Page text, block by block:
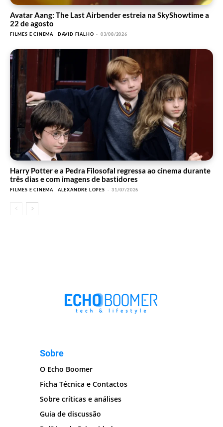
Avatar Aang: The Last Airbender estreia na SkyShowtime a
22 de agosto
FILMES E CINEMA DAVID FIALHO - 03/08/2026
Harry Potter e a Pedra Filosofal regressa ao cinema durante
três dias e com imagens de bastidores
FILMES E CINEMA ALEXANDRE LOPES - 31/07/2026
Sobre
O Echo Boomer
Ficha Técnica e Contactos
Sobre críticas e análises
Guia de discussão